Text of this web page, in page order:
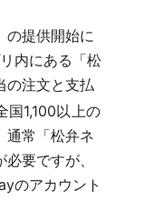
提供開始に
内にある「松
の注文と支払
国1,100以上の
通常「松弁ネ
要ですが、
のアカウント